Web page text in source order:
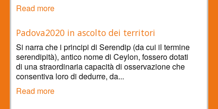
Read more
Padova2020 in ascolto dei territori
Si narra che i principi di Serendip (da cui il termine
serendipità), antico nome di Ceylon, fossero dotati
di una straordinaria capacità di osservazione che
consentiva loro di dedurre, da...
Read more